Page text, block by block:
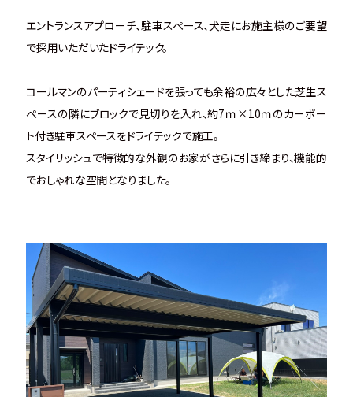
エントランスアプローチ、駐車スペース、犬走にお施主様のご要望
で採用いただいたドライテック。
コールマンのパーティシェードを張っても余裕の広々とした芝生ス
ペースの隣にブロックで見切りを入れ、約7ｍ×10ｍのカーポー
ト付き駐車スペースをドライテックで施工。
スタイリッシュで特徴的な外観のお家がさらに引き締まり、機能的
でおしゃれな空間となりました。